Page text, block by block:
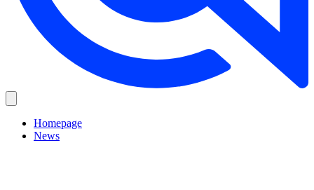
Homepage
News